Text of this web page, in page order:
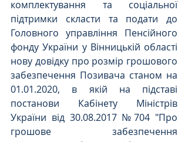
комплектування та соціальної
підтримки скласти та подати до
Головного управління Пенсійного
фонду України у Вінницькій області
нову довідку про розмір грошового
забезпечення Позивача станом на
01.01.2020, в якій на підставі
постанови Кабінету Міністрів
України від 30.08.2017 №704 "Про
грошове забезпечення